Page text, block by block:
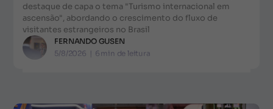
destaque de capa o tema "Turismo internacional em
ascensão", abordando o crescimento do fluxo de
visitantes estrangeiros no Brasil
FERNANDO GUSEN
5/8/2026 | 6 min de leitura